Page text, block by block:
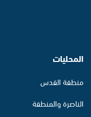
المحليات
منطقة القدس
الناصرة والمنطقة